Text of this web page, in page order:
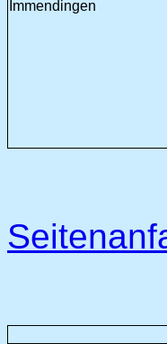
Immendingen